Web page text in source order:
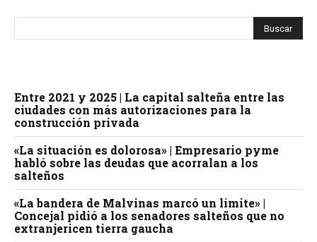
Entre 2021 y 2025 | La capital salteña entre las
ciudades con más autorizaciones para la
construcción privada
«La situación es dolorosa» | Empresario pyme
habló sobre las deudas que acorralan a los
salteños
«La bandera de Malvinas marcó un límite» |
Concejal pidió a los senadores salteños que no
extranjericen tierra gaucha